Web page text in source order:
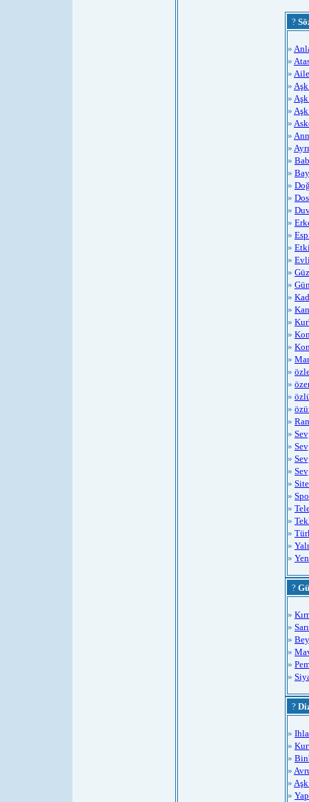
?
»
»
»
»
»
»
»
»
»
»
»
»
»
»
»
»
»
»
»
»
»
»
»
»
»
»
»
»
»
»
»
»
»
»
»
»
»
»
»
»
»
»
?
»
»
»
»
»
»
?
»
»
»
»
»
»